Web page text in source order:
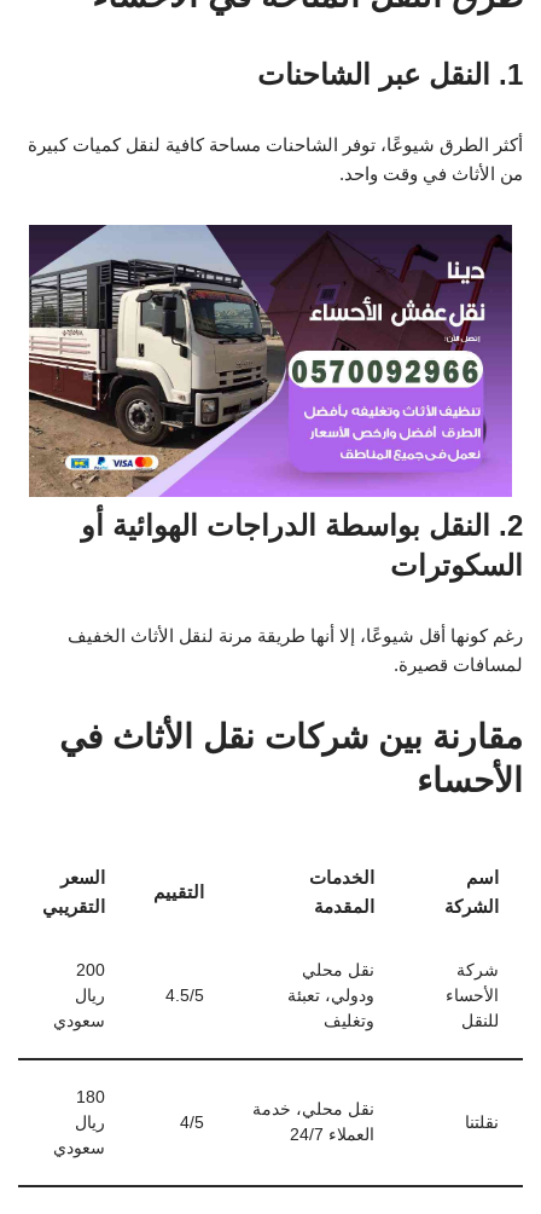
1. النقل عبر الشاحنات
أكثر الطرق شيوعًا، توفر الشاحنات مساحة كافية لنقل كميات كبيرة
من الأثاث في وقت واحد.
2. النقل بواسطة الدراجات الهوائية أو
السكوترات
رغم كونها أقل شيوعًا، إلا أنها طريقة مرنة لنقل الأثاث الخفيف
لمسافات قصيرة.
مقارنة بين شركات نقل الأثاث في
الأحساء
اسم
الشركة
الخدمات
المقدمة
التقييم
السعر
التقريبي
شركة
الأحساء
للنقل
نقل محلي
ودولي، تعبئة
وتغليف
4.5/5
200
ريال
سعودي
نقلتنا
نقل محلي، خدمة
العملاء 24/7
4/5
180
ريال
سعودي